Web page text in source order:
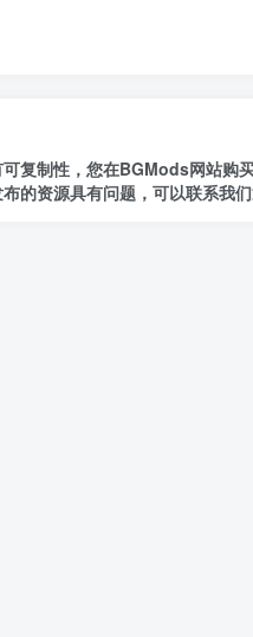
可复制性， 您在BGMods网站购
的资源具有问题 ， 可以联系我